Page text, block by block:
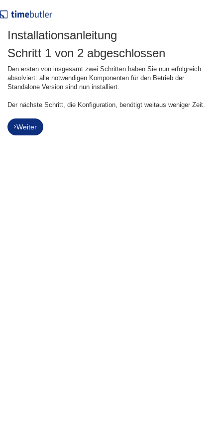
Installationsanleitung
Schritt 1 von 2 abgeschlossen
Den ersten von insgesamt zwei Schritten haben Sie nun erfolgreich
absolviert: alle notwendigen Komponenten für den Betrieb der
Standalone Version sind nun installiert.
Der nächste Schritt, die Konfiguration, benötigt weitaus weniger Zeit.
Weiter